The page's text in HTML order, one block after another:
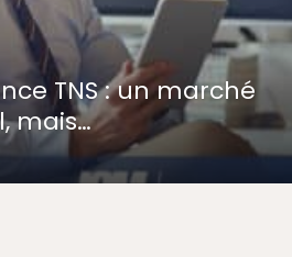
TNS : un marché
mais…